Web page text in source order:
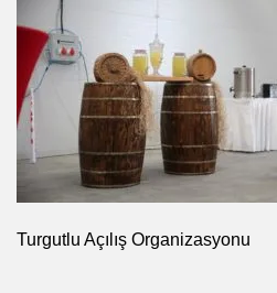
Turgutlu Açılış Organizasyonu